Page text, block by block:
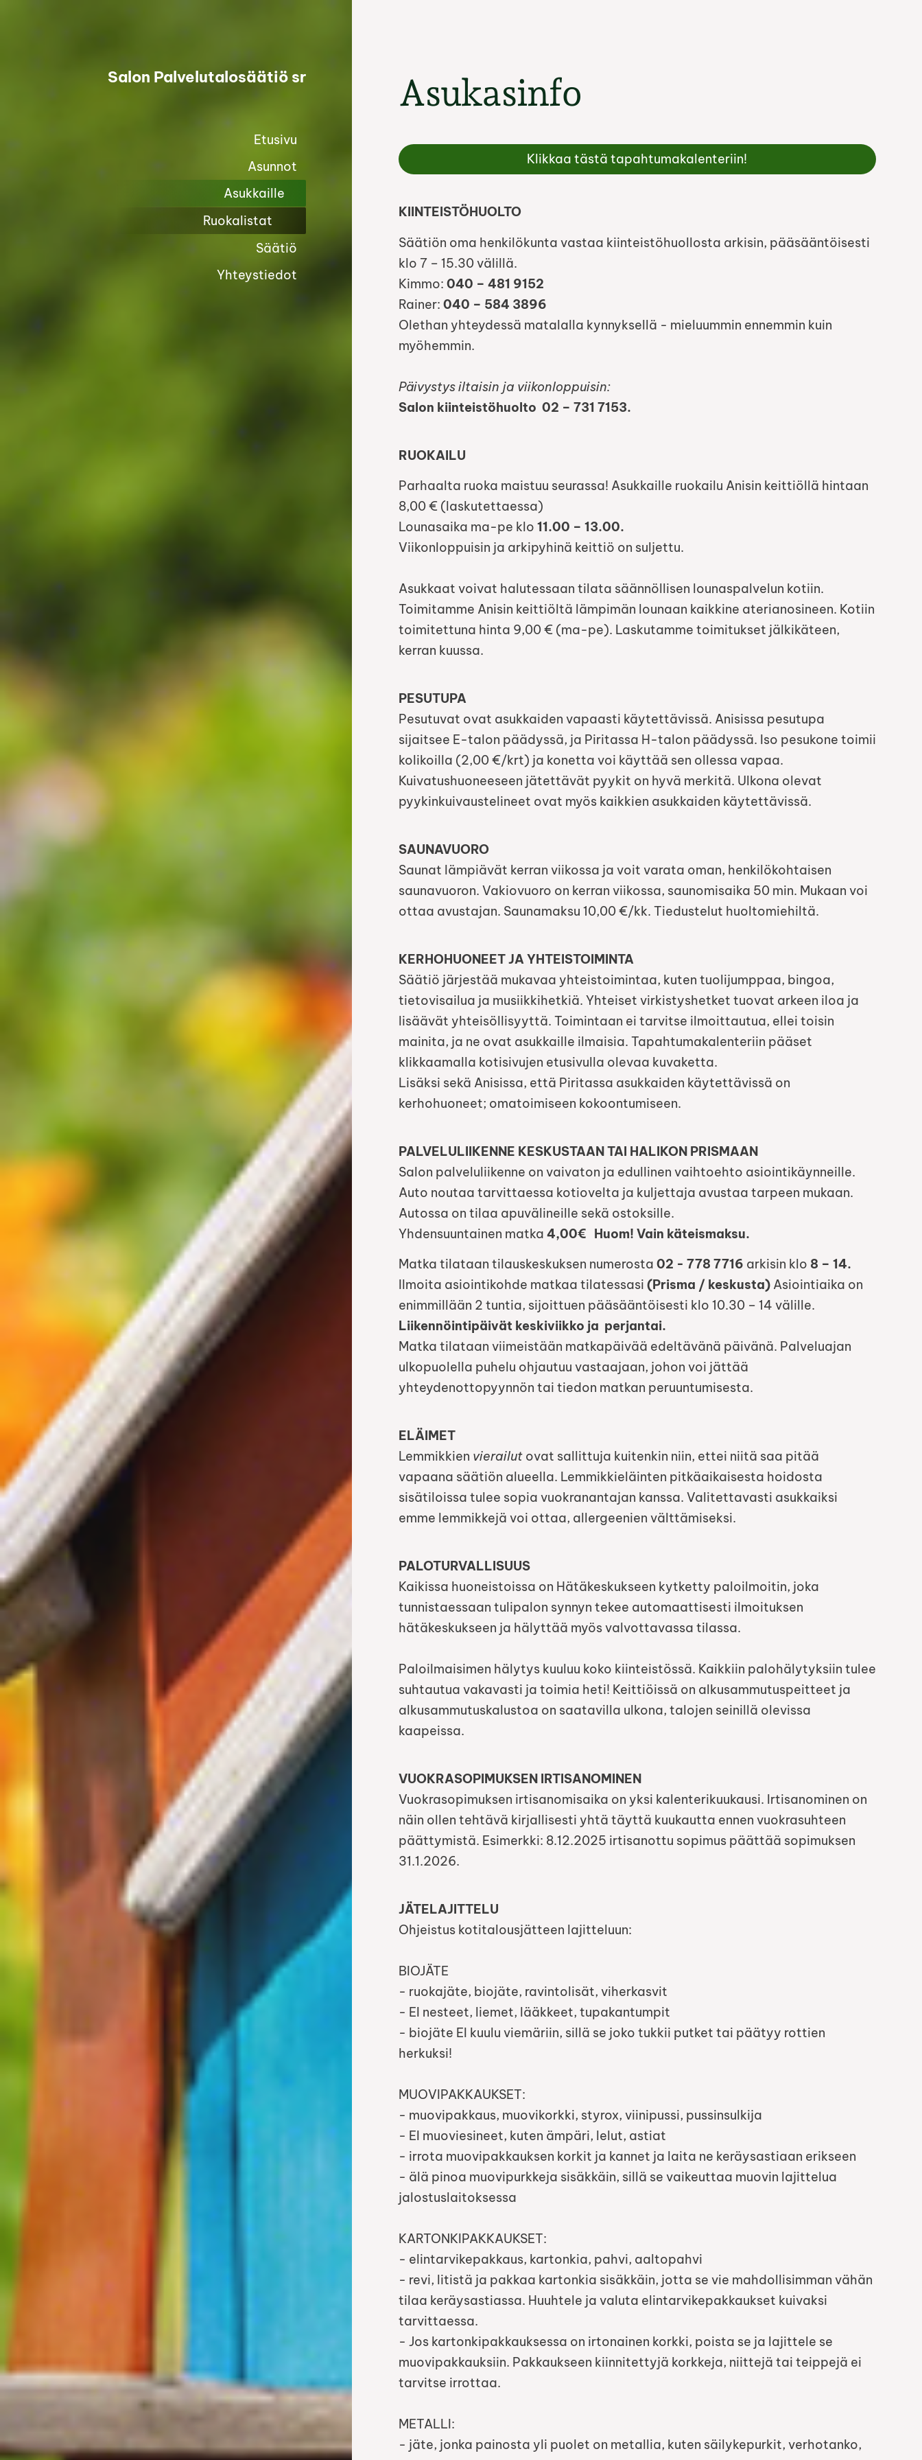
Salon Palvelutalosäätiö sr
Etusivu
Asunnot
Asukkaille
Ruokalistat
Säätiö
Yhteystiedot
Asukasinfo
Klikkaa tästä tapahtumakalenteriin!
KIINTEISTÖHUOLTO
Säätiön oma henkilökunta vastaa kiinteistöhuollosta arkisin, pääsääntöisesti
klo 7 – 15.30 välillä.
Kimmo: 040 – 481 9152
Rainer: 040 – 584 3896
Olethan yhteydessä matalalla kynnyksellä - mieluummin ennemmin kuin
myöhemmin.
Päivystys iltaisin ja viikonloppuisin:
Salon kiinteistöhuolto 02 – 731 7153.
RUOKAILU
Parhaalta ruoka maistuu seurassa! Asukkaille ruokailu Anisin keittiöllä hintaan
8,00 € (laskutettaessa)
Lounasaika ma-pe klo 11.00 – 13.00.
Viikonloppuisin ja arkipyhinä keittiö on suljettu.
Asukkaat voivat halutessaan tilata säännöllisen lounaspalvelun kotiin.
Toimitamme Anisin keittiöltä lämpimän lounaan kaikkine aterianosineen. Kotiin
toimitettuna hinta 9,00 € (ma-pe). Laskutamme toimitukset jälkikäteen,
kerran kuussa.
PESUTUPA
Pesutuvat ovat asukkaiden vapaasti käytettävissä. Anisissa pesutupa
sijaitsee E-talon päädyssä, ja Piritassa H-talon päädyssä. Iso pesukone toimii
kolikoilla (2,00 €/krt) ja konetta voi käyttää sen ollessa vapaa.
Kuivatushuoneeseen jätettävät pyykit on hyvä merkitä. Ulkona olevat
pyykinkuivaustelineet ovat myös kaikkien asukkaiden käytettävissä.
SAUNAVUORO
Saunat lämpiävät kerran viikossa ja voit varata oman, henkilökohtaisen
saunavuoron. Vakiovuoro on kerran viikossa, saunomisaika 50 min. Mukaan voi
ottaa avustajan. Saunamaksu 10,00 €/kk. Tiedustelut huoltomiehiltä.
KERHOHUONEET JA YHTEISTOIMINTA
Säätiö järjestää mukavaa yhteistoimintaa, kuten tuolijumppaa, bingoa,
tietovisailua ja musiikkihetkiä. Yhteiset virkistyshetket tuovat arkeen iloa ja
lisäävät yhteisöllisyyttä. Toimintaan ei tarvitse ilmoittautua, ellei toisin
mainita, ja ne ovat asukkaille ilmaisia. Tapahtumakalenteriin pääset
klikkaamalla kotisivujen etusivulla olevaa kuvaketta.
Lisäksi sekä Anisissa, että Piritassa asukkaiden käytettävissä on
kerhohuoneet; omatoimiseen kokoontumiseen.
PALVELULIIKENNE KESKUSTAAN TAI HALIKON PRISMAAN
Salon palveluliikenne on vaivaton ja edullinen vaihtoehto asiointikäynneille.
Auto noutaa tarvittaessa kotiovelta ja kuljettaja avustaa tarpeen mukaan.
Autossa on tilaa apuvälineille sekä ostoksille.
Yhdensuuntainen matka 4,00€ Huom! Vain käteismaksu.
Matka tilataan tilauskeskuksen numerosta 02 - 778 7716 arkisin klo 8 – 14.
Ilmoita asiointikohde matkaa tilatessasi (Prisma / keskusta)Asiointiaika on
enimmillään 2 tuntia, sijoittuen pääsääntöisesti klo 10.30 – 14 välille.
Liikennöintipäivät keskiviikko ja perjantai.
Matka tilataan viimeistään matkapäivää edeltävänä päivänä. Palveluajan
ulkopuolella puhelu ohjautuu vastaajaan, johon voi jättää
yhteydenottopyynnön tai tiedon matkan peruuntumisesta.
ELÄIMET
Lemmikkien vierailutovat sallittuja kuitenkin niin, ettei niitä saa pitää
vapaana säätiön alueella. Lemmikkieläinten pitkäaikaisesta hoidosta
sisätiloissa tulee sopia vuokranantajan kanssa. Valitettavasti asukkaiksi
emme lemmikkejä voi ottaa, allergeenien välttämiseksi.
PALOTURVALLISUUS
Kaikissa huoneistoissa on Hätäkeskukseen kytketty paloilmoitin, joka
tunnistaessaan tulipalon synnyn tekee automaattisesti ilmoituksen
hätäkeskukseen ja hälyttää myös valvottavassa tilassa.
Paloilmaisimen hälytys kuuluu koko kiinteistössä. Kaikkiin palohälytyksiin tulee
suhtautua vakavasti ja toimia heti! Keittiöissä on alkusammutuspeitteet ja
alkusammutuskalustoa on saatavilla ulkona, talojen seinillä olevissa
kaapeissa.
VUOKRASOPIMUKSEN IRTISANOMINEN
Vuokrasopimuksen irtisanomisaika on yksi kalenterikuukausi. Irtisanominen on
näin ollen tehtävä kirjallisesti yhtä täyttä kuukautta ennen vuokrasuhteen
päättymistä. Esimerkki: 8.12.2025 irtisanottu sopimus päättää sopimuksen
31.1.2026.
JÄTELAJITTELU
Ohjeistus kotitalousjätteen lajitteluun:
BIOJÄTE
- ruokajäte, biojäte, ravintolisät, viherkasvit
- EI nesteet, liemet, lääkkeet, tupakantumpit
- biojäte EI kuulu viemäriin, sillä se joko tukkii putket tai päätyy rottien
herkuksi!
MUOVIPAKKAUKSET:
- muovipakkaus, muovikorkki, styrox, viinipussi, pussinsulkija
- EI muoviesineet, kuten ämpäri, lelut, astiat
- irrota muovipakkauksen korkit ja kannet ja laita ne keräysastiaan erikseen
- älä pinoa muovipurkkeja sisäkkäin, sillä se vaikeuttaa muovin lajittelua
jalostuslaitoksessa
KARTONKIPAKKAUKSET:
- elintarvikepakkaus, kartonkia, pahvi, aaltopahvi
- revi, litistä ja pakkaa kartonkia sisäkkäin, jotta se vie mahdollisimman vähän
tilaa keräysastiassa. Huuhtele ja valuta elintarvikepakkaukset kuivaksi
tarvittaessa.
- Jos kartonkipakkauksessa on irtonainen korkki, poista se ja lajittele se
muovipakkauksiin. Pakkaukseen kiinnitettyjä korkkeja, niittejä tai teippejä ei
tarvitse irrottaa.
METALLI:
- jäte, jonka painosta yli puolet on metallia, kuten säilykepurkit, verhotanko,